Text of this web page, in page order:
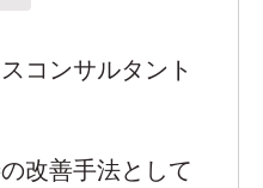
コンサルタント
改善手法として